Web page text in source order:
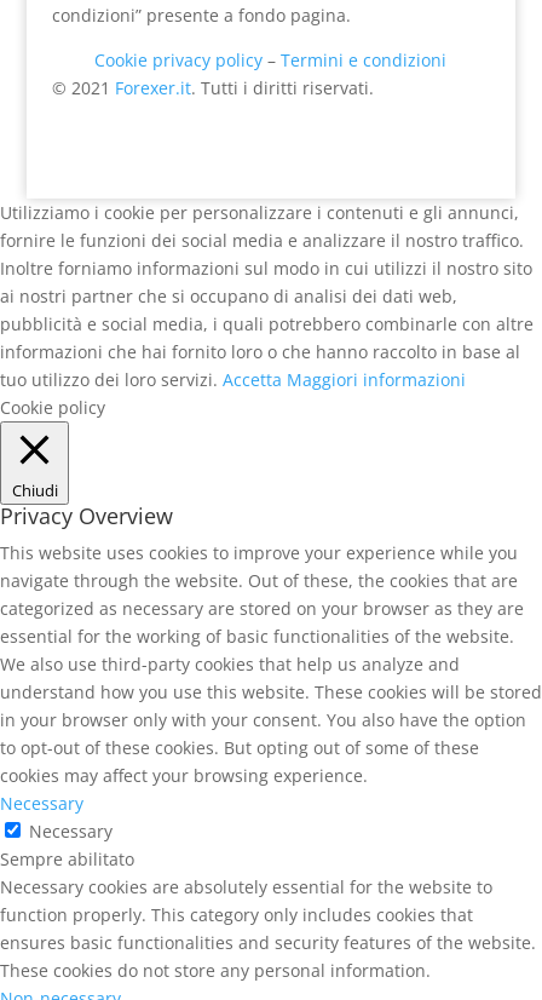
condizioni” presente a fondo pagina.
Cookie privacy policy –Termini e condizioni
© 2021 Forexer.it. Tutti i diritti riservati.
Utilizziamo i cookie per personalizzare i contenuti e gli annunci,
fornire le funzioni dei social media e analizzare il nostro traffico.
Inoltre forniamo informazioni sul modo in cui utilizzi il nostro sito
ai nostri partner che si occupano di analisi dei dati web,
pubblicità e social media, i quali potrebbero combinarle con altre
informazioni che hai fornito loro o che hanno raccolto in base al
tuo utilizzo dei loro servizi. Accetta Maggiori informazioni
Cookie policy
Chiudi
Privacy Overview
This website uses cookies to improve your experience while you
navigate through the website. Out of these, the cookies that are
categorized as necessary are stored on your browser as they are
essential for the working of basic functionalities of the website.
We also use third-party cookies that help us analyze and
understand how you use this website. These cookies will be stored
in your browser only with your consent. You also have the option
to opt-out of these cookies. But opting out of some of these
cookies may affect your browsing experience.
Necessary
Necessary
Sempre abilitato
Necessary cookies are absolutely essential for the website to
function properly. This category only includes cookies that
ensures basic functionalities and security features of the website.
These cookies do not store any personal information.